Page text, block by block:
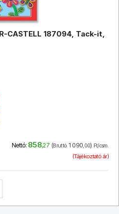
CASTELL 187094, Tack-it,
Nettó: 858,27 (Bruttó: 1 090,00) Ft/csm.
(Tájékoztató ár)